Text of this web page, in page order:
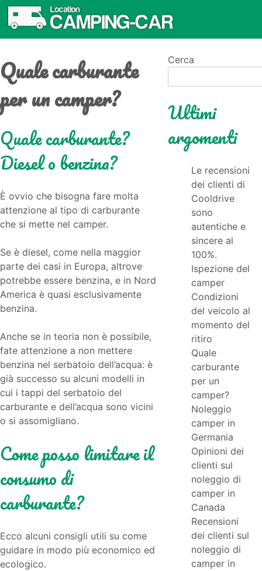
Quale carburante
per un camper?
Quale carburante?
Diesel o benzina?
È ovvio che bisogna fare molta
attenzione al tipo di carburante
che si mette nel camper.
Se è diesel, come nella maggior
parte dei casi in Europa, altrove
potrebbe essere benzina, e in Nord
America è quasi esclusivamente
benzina.
Anche se in teoria non è possibile,
fate attenzione a non mettere
benzina nel serbatoio dell’acqua: è
già successo su alcuni modelli in
cui i tappi del serbatoio del
carburante e dell’acqua sono vicini
o si assomigliano.
Come posso limitare il
consumo di
carburante?
Ecco alcuni consigli utili su come
guidare in modo più economico ed
ecologico.
Cerca
Ultimi
argomenti
Le recensioni
dei clienti di
Cooldrive
sono
autentiche e
sincere al
100%.
Ispezione del
camper
Condizioni
del veicolo al
momento del
ritiro
Quale
carburante
per un
camper?
Noleggio
camper in
Germania
Opinioni dei
clienti sul
noleggio di
camper in
Canada
Recensioni
dei clienti sul
noleggio di
camper in